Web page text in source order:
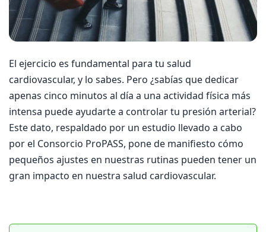
El ejercicio es fundamental para tu salud
cardiovascular, y lo sabes. Pero ¿sabías que dedicar
apenas cinco minutos al día a una actividad física más
intensa puede ayudarte a controlar tu presión arterial?
Este dato, respaldado por un estudio llevado a cabo
por el Consorcio ProPASS, pone de manifiesto cómo
pequeños ajustes en nuestras rutinas pueden tener un
gran impacto en nuestra salud cardiovascular.